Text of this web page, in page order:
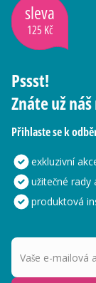
sleva
125 Kč
Pssst!
Znáte už
Přihlaste se k
exkluzivní
užitečné rady
produktová
Vaše e-mailová